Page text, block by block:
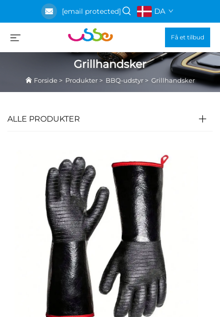
[email protected] DA
Få et tilbud
Grillhandsker
Forside > Produkter > BBQ-udstyr > Grillhandsker
ALLE PRODUKTER